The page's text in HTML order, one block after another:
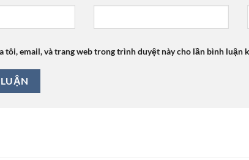
tôi, email, và trang web trong trình duyệt này cho lần bình luận